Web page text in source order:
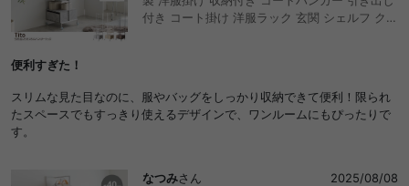
付き コート掛け 洋服ラック 玄関 シェルフ クロ
便利すぎた！
スリムな見た目なのに、服やバッグをしっかり収納できて便利！限られ
たスペースでもすっきり使えるデザインで、ワンルームにもぴったりで
す。
なつみさん
2025/08/08